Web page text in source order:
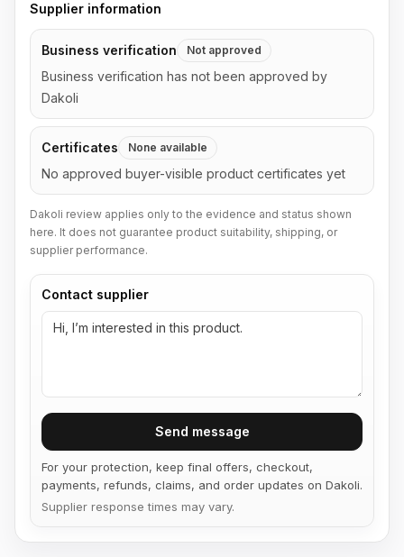
Supplier information
Business verification Not approved
Business verification has not been approved by
Dakoli
Certificates None available
No approved buyer-visible product certificates yet
Dakoli review applies only to the evidence and status shown
here. It does not guarantee product suitability, shipping, or
supplier performance.
Contact supplier
Send message
For your protection, keep final offers, checkout,
payments, refunds, claims, and order updates on Dakoli.
Supplier response times may vary.